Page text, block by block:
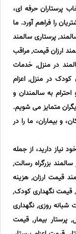
پرستاران حرفه ای،
را فراهم آورد. ما
پرستاری سالمند
ارزان قیمت, مراقب
در منزل, خدمات
کودک در منزل, اعزام
به سالمندان و
متمایز می شویم.
و بیماران، ما را در
نیاز دارید، از جمله
بزرگراه رسالت,
قیمت ارزان, هزینه
قیمت نگهداری کودک,
شبانه روزی, نگهداری
پرستار بیمار, قیمت